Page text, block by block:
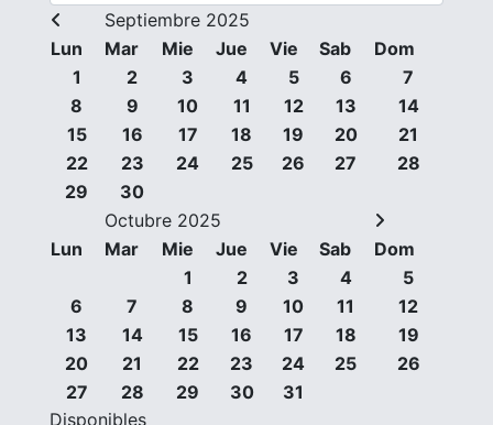
Septiembre 2025
Lun
Mar Mie Jue Vie Sab
Dom
1
2 3 4 5 6
7
8
9 10 11 12 13
14
15
16 17 18 19 20
21
22
23 24 25 26 27
28
29
30
Octubre 2025
Lun
Mar Mie Jue Vie Sab
Dom
1
2 3 4
5
6
7 8 9 10 11
12
13
14 15 16 17 18
19
20
21 22 23 24 25
26
27
28 29 30
31
Disponibles